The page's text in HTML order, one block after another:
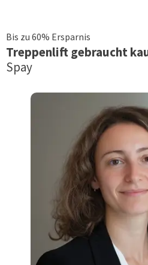
Bis zu 60% Ersparnis
Treppenliftgebraucht
Spay